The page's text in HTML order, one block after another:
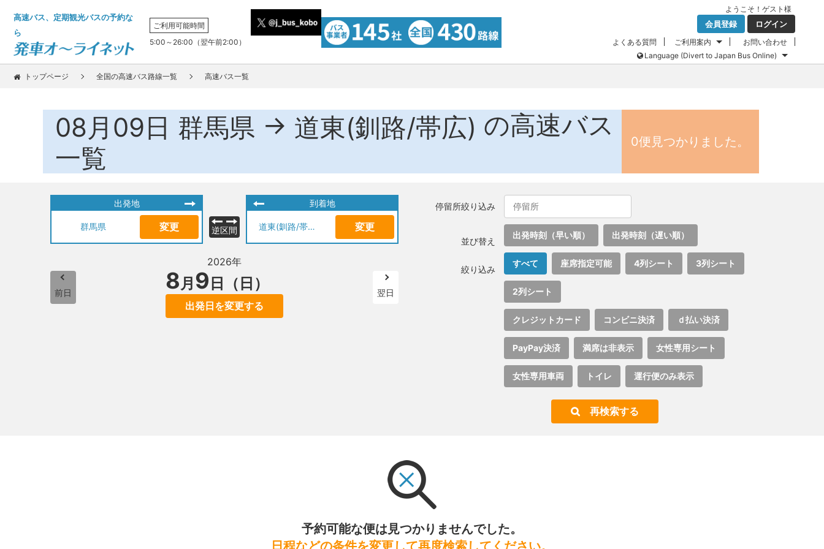
高速バス、定期観光バスの予約な
ら
ご利用可能時間
5:00～26:00（翌午前2:00）
ようこそ！ ゲスト 様
会員登録 ログイン
よくある質問 ご利用案内
お問い合わせ
Language (Divert to Japan Bus Online)
トップページ 全国の高速バス路線一覧 高速バス一覧
08月09日 群馬県 → 道東(釧路/帯広) の高速バス
一覧
0便見つかりました。
出発地
群馬県 変更 逆区間
到着地
道東(釧路/帯広) 変更
前日
2026年
8月 9 日（日）
出発日を変更する
翌日
停留所絞り込み
並び替え
出発時刻（早い順） 出発時刻（遅い順）
絞り込み
すべて 座席指定可能 4列シート 3列シート
2列シート
クレジットカード コンビニ決済 ｄ払い決済
PayPay決済 満席は非表示 女性専用シート
女性専用車両 トイレ 運行便のみ表示
再検索する
予約可能な便は見つかりませんでした。
日程などの条件を変更して再度検索してください。